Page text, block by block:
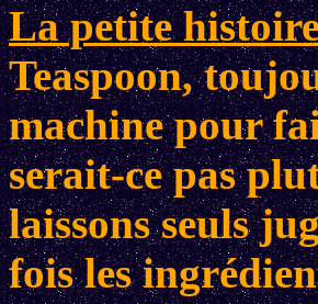
La petite
Teaspoon,
machine pour
serait-ce pas
laissons seuls
fois les